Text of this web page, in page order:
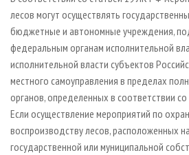
лесов могут осуществлять
бюджетные и автономные учреждения,
федеральным органам исполнительной
исполнительной власти субъектов
местного самоуправления в пределах
органов, определенных в соответствии
Если осуществление мероприятий по
воспроизводству лесов, расположенных
государственной или муниципальной